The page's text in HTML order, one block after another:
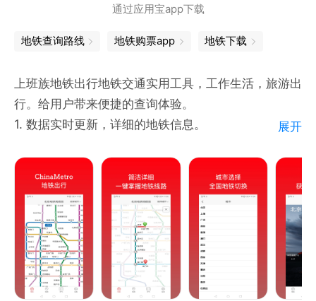
5、清晰流畅：采用先进的H5的方式显示地铁线路，
可以随意放大缩小。
cnmaps@qq.com
【官方网站】
http://www.cnmaps.net
通过应用宝app下载
地铁查询路线 地铁购票app 地铁下载
上班族地铁出行地铁交通实用工具，工作生活，旅游出
行。给用户带来便捷的查询体验。
1. 数据实时更新，详细的地铁信息。
地铁出行实用的工具
展开